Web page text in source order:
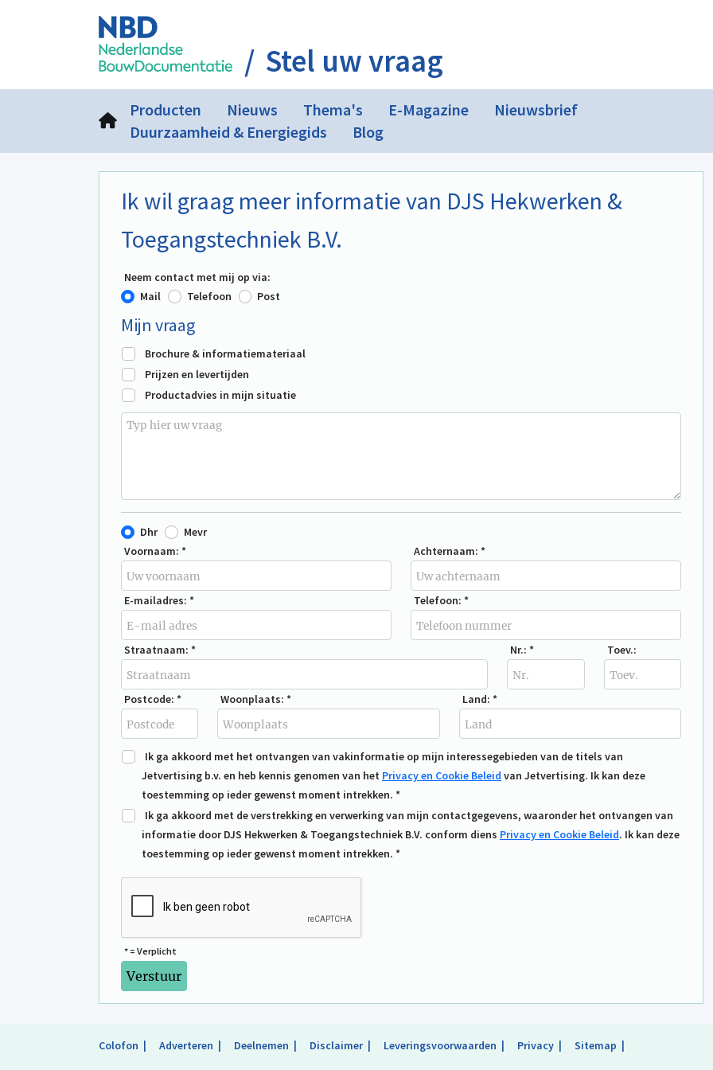
Stel uw vraag
Producten Nieuws Thema's E-Magazine
Nieuwsbrief
Duurzaamheid & Energiegids
Blog
Ik wil graag meer informatie van DJS Hekwerken &
Toegangstechniek B.V.
Neem contact met mij op via:
Mail
Telefoon Post
Mijn vraag
Brochure & informatiemateriaal
Prijzen en levertijden
Productadvies in mijn situatie
Dhr
Mevr
Voornaam: *
Achternaam: *
E-mailadres: * Telefoon: *
Straatnaam: * Nr.: * Toev.:
Postcode: * Woonplaats: * Land: *
Ik ga akkoord met het ontvangen van vakinformatie op mijn interessegebieden van de titels van
Jetvertising b.v. en heb kennis genomen van het Privacy en Cookie Beleid van Jetvertising. Ik kan deze
toestemming op ieder gewenst moment intrekken. *
Ik ga akkoord met de verstrekking en verwerking van mijn contactgegevens, waaronder het ontvangen van
informatie door DJS Hekwerken & Toegangstechniek B.V. conform diens Privacy en Cookie Beleid. Ik kan deze
toestemming op ieder gewenst moment intrekken. *
* = Verplicht
Colofon Adverteren Deelnemen Disclaimer Leveringsvoorwaarden Privacy Sitemap